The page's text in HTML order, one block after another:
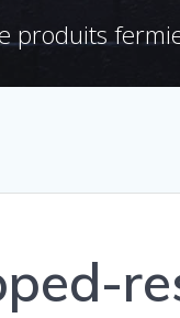
produits